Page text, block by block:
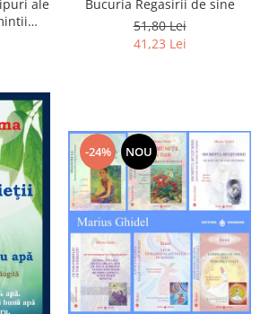
ale
Bucuria Regasirii de sine
51,80 Lei
41,23 Lei
-24% NOU